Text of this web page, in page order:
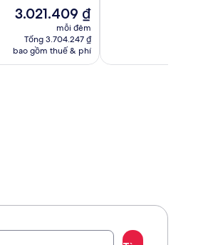
Giá
tại
là
3.021.409 ₫
3.021.409 ₫
mỗi đêm
Tổng 3.704.247 ₫
bao gồm thuế & phí